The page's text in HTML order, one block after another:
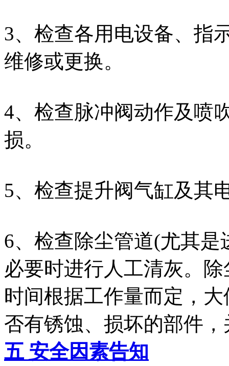
3、检查各用电设备、指
维修或更换。
4、检查脉冲阀动作及喷
损。
5、检查提升阀气缸及其
6、检查除尘管道(尤其
必要时进行人工清灰。
时间根据工作量而定，
否有锈蚀、损坏的部件
五 安全因素告知